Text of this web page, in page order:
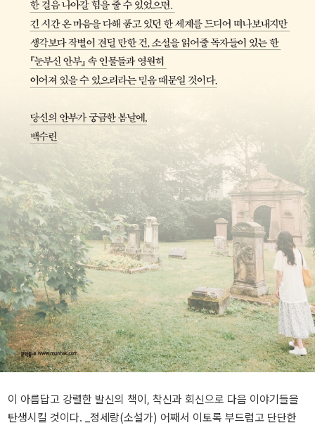
이 아름답고 강렬한 발신의 책이, 착신과 회신으로 다음 이야기들을
탄생시킬 것이다. _정세랑(소설가) 어째서 이토록 부드럽고 단단한